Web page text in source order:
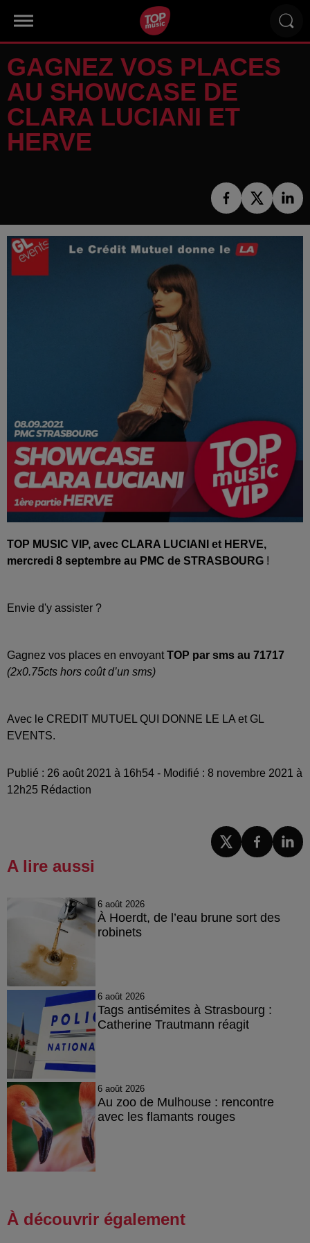
GAGNEZ VOS PLACES
AU SHOWCASE DE
CLARA LUCIANI ET
HERVE
TOP MUSIC VIP, avec CLARA LUCIANI et HERVE,
mercredi 8 septembre au PMC de STRASBOURG !
Envie d'y assister ?
Gagnez vos places en envoyantTOP par sms au 71717
(2x0.75cts hors coût d’un sms)
Avec le CREDIT MUTUEL QUI DONNE LE LA et GL
EVENTS.
Publié : 26 août 2021 à 16h54 - Modifié : 8 novembre 2021 à
12h25 Rédaction
A lire aussi
6 août 2026
À Hoerdt, de l’eau brune sort des
robinets
6 août 2026
Tags antisémites à Strasbourg :
Catherine Trautmann réagit
6 août 2026
Au zoo de Mulhouse : rencontre
avec les flamants rouges
À découvrir également